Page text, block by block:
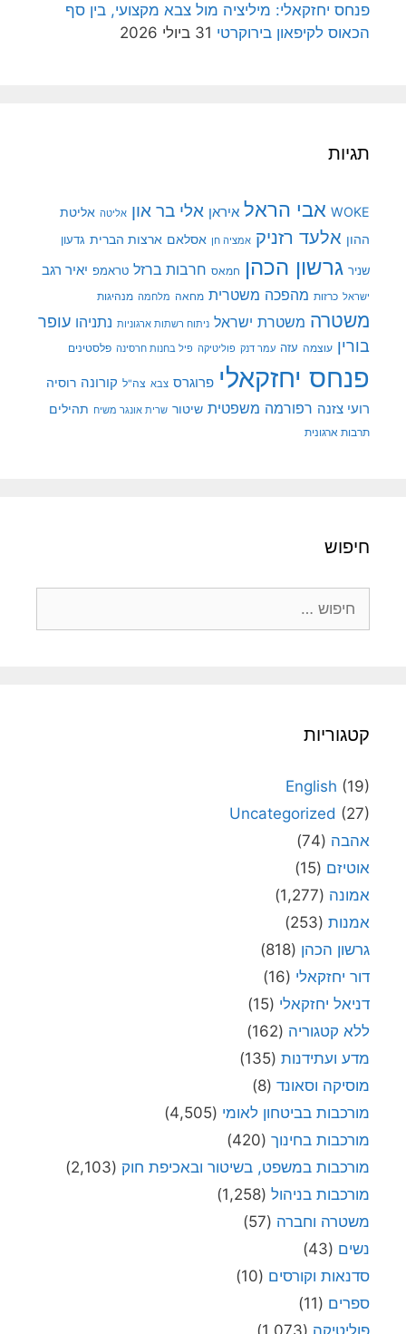
פנחס יחזקאלי: מיליציה מול צבא מקצועי, בין סף
הכאוס לקיפאון בירוקרטי 31 ביולי 2026
תגיות
WOKE אבי הראל איראן אלי בר און אליטה אליטת
ההון אלעד רזניק אמציה חן אסלאם ארצות הברית גדעון
שניר גרשון הכהן חמאס חרבות ברזל טראמפ יאיר רגב
ישראל כרזות מהפכה משטרית מחאה מלחמה מנהיגות
משטרה משטרת ישראל ניתוח רשתות ארגוניות נתניהו עופר
בורין עוצמה עזה עמר דנק פוליטיקה פיל בחנות חרסינה פלסטינים
פנחס יחזקאלי פרוגרס צבא צה"ל קורונה רוסיה
רועי צזנה רפורמה משפטית שיטור שרית אונגר משיח תהילים
תרבות ארגונית
חיפוש
קטגוריות
English (19)
Uncategorized (27)
אהבה (74)
אוטיזם (15)
אמונה (1,277)
אמנות (253)
גרשון הכהן (818)
דור יחזקאלי (16)
דניאל יחזקאלי (15)
ללא קטגוריה (162)
מדע ועתידנות (135)
מוסיקה וסאונד (8)
מורכבות בביטחון לאומי (4,505)
מורכבות בחינוך (420)
מורכבות במשפט, בשיטור ובאכיפת חוק (2,103)
מורכבות בניהול (1,258)
משטרה וחברה (57)
נשים (43)
סדנאות וקורסים (10)
ספרים (11)